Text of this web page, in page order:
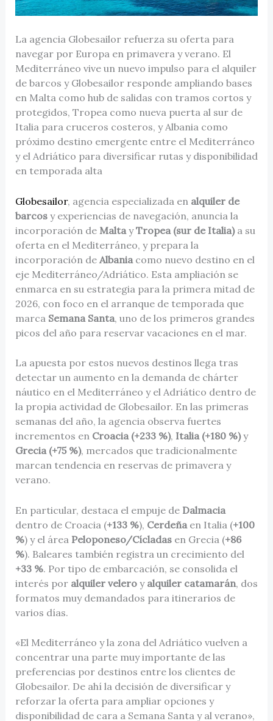
La agencia Globesailor refuerza su oferta para
navegar por Europa en primavera y verano. El
Mediterráneo vive un nuevo impulso para el alquiler
de barcos y Globesailor responde ampliando bases
en Malta como hub de salidas con tramos cortos y
protegidos, Tropea como nueva puerta al sur de
Italia para cruceros costeros, y Albania como
próximo destino emergente entre el Mediterráneo
y el Adriático para diversificar rutas y disponibilidad
en temporada alta
Globesailor, agencia especializada en alquiler de
barcosy experiencias de navegación, anuncia la
incorporación de MaltayTropea (sur de Italia)a su
oferta en el Mediterráneo, y prepara la
incorporación de Albaniacomo nuevo destino en el
eje Mediterráneo/Adriático. Esta ampliación se
enmarca en su estrategia para la primera mitad de
2026, con foco en el arranque de temporada que
marca Semana Santa, uno de los primeros grandes
picos del año para reservar vacaciones en el mar.
La apuesta por estos nuevos destinos llega tras
detectar un aumento en la demanda de chárter
náutico en el Mediterráneo y el Adriático dentro de
la propia actividad de Globesailor. En las primeras
semanas del año, la agencia observa fuertes
incrementos en Croacia (+233 %), Italia (+180 %)y
Grecia (+75 %), mercados que tradicionalmente
marcan tendencia en reservas de primavera y
verano.
En particular, destaca el empuje de Dalmacia
dentro de Croacia (+133 %), Cerdeñaen Italia (+100
%) y el área Peloponeso/Cícladasen Grecia (+86
%). Baleares también registra un crecimiento del
+33 %. Por tipo de embarcación, se consolida el
interés por alquiler veleroy alquiler catamarán, dos
formatos muy demandados para itinerarios de
varios días.
«El Mediterráneo y la zona del Adriático vuelven a
concentrar una parte muy importante de las
preferencias por destinos entre los clientes de
Globesailor. De ahí la decisión de diversificar y
reforzar la oferta para ampliar opciones y
disponibilidad de cara a Semana Santa y al verano»,